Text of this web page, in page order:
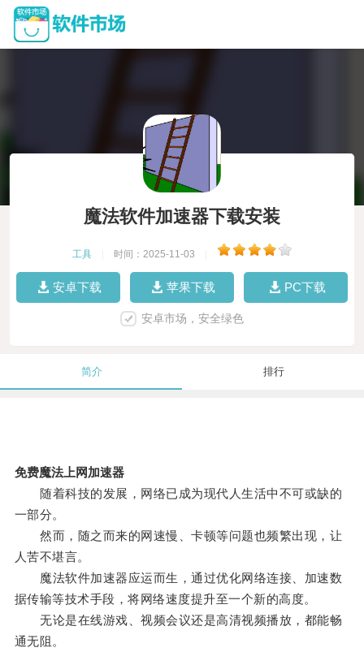
魔法软件加速器下载安装
工具 时间：2025-11-03
安卓下载 苹果下载 PC下载
安卓市场，安全绿色
简介 排行
免费魔法上网加速器
随着科技的发展，网络已成为现代人生活中不可或缺的
一部分。
然而，随之而来的网速慢、卡顿等问题也频繁出现，让
人苦不堪言。
魔法软件加速器应运而生，通过优化网络连接、加速数
据传输等技术手段，将网络速度提升至一个新的高度。
无论是在线游戏、视频会议还是高清视频播放，都能畅
通无阻。